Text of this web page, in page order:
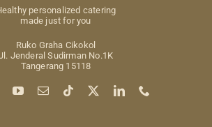
personalized catering
made just for you
Ruko Graha Cikokol
Jenderal Sudirman No.1K
Tangerang 15118